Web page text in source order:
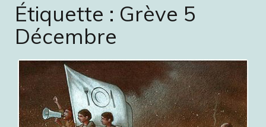
Étiquette : Grève 5
Décembre